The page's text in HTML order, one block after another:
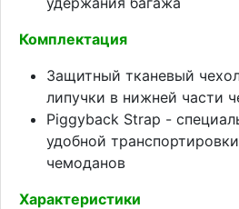
Комплектация
Защитный тканевый
липучки в нижней части
Piggyback Strap -
удобной
чемоданов
Характеристики